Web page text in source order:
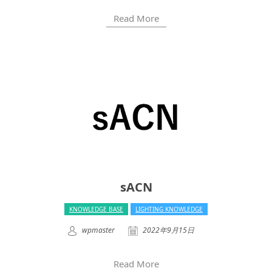
Read More
sACN
KNOWLEDGE BASE LIGHTING KNOWLEDGE
wpmaster 2022年9月15日
Read More